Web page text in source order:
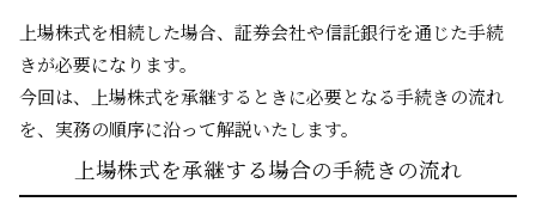
上場株式を相続した場合、証券会社や信託銀行を通じた手続
きが必要になります。
今回は、上場株式を承継するときに必要となる手続きの流れ
を、実務の順序に沿って解説いたします。
上場株式を承継する場合の手続きの流れ